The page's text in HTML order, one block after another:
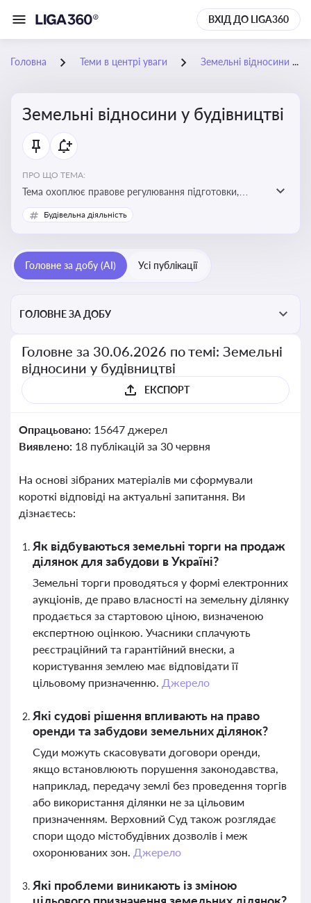
ВХІД ДО LIGA360
Головна Теми в центрі уваги Земельні відносини у будівництві
Земельні відносини у будівництві
ПРО ЩО ТЕМА:
Тема охоплює правове регулювання підготовки,
здійснення та введення в експлуатацію об’єктів
будівництва
Будівельна діяльність
Головне за добу (AI) Усі публікації
ГОЛОВНЕ ЗА ДОБУ
Головне за 30.06.2026 по темі: Земельні
відносини у будівництві
ЕКСПОРТ
Опрацьовано: 15647 джерел
Виявлено: 18 публікацій за 30 червня
На основі зібраних матеріалів ми сформували
короткі відповіді на актуальні запитання. Ви
дізнаєтесь:
Як відбуваються земельні торги на продаж
ділянок для забудови в Україні?
Земельні торги проводяться у формі електронних
аукціонів, де право власності на земельну ділянку
продається за стартовою ціною, визначеною
експертною оцінкою. Учасники сплачують
реєстраційний та гарантійний внески, а
користування землею має відповідати її
цільовому призначенню. Джерело
Які судові рішення впливають на право
оренди та забудови земельних ділянок?
Суди можуть скасовувати договори оренди,
якщо встановлюють порушення законодавства,
наприклад, передачу землі без проведення торгів
або використання ділянки не за цільовим
призначенням. Верховний Суд також розглядає
спори щодо містобудівних дозволів і меж
охоронюваних зон. Джерело
Які проблеми виникають із зміною